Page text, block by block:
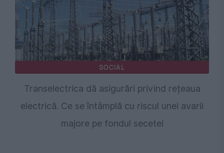
SOCIAL
Transelectrica dă asigurări privind rețeaua
electrică. Ce se întâmplă cu riscul unei avarii
majore pe fondul secetei